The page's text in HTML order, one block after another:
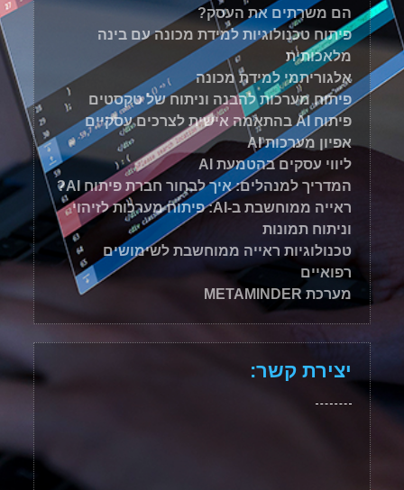
הם משרתים את העסק?
פיתוח טכנולוגיות למידת מכונה עם בינה
מלאכותית
אלגוריתמי למידת מכונה
פיתוח מערכות להבנה וניתוח של טקסטים
פיתוח AI בהתאמה אישית לצרכים עסקיים
אפיון מערכות AI
ליווי עסקים בהטמעת AI
המדריך למנהלים: איך לבחור חברת פיתוח AI?
ראייה ממוחשבת ב-AI: פיתוח מערכות לזיהוי
וניתוח תמונות
טכנולוגיות ראייה ממוחשבת לשימושים
רפואיים
מערכת METAMINDER
יצירת קשר: